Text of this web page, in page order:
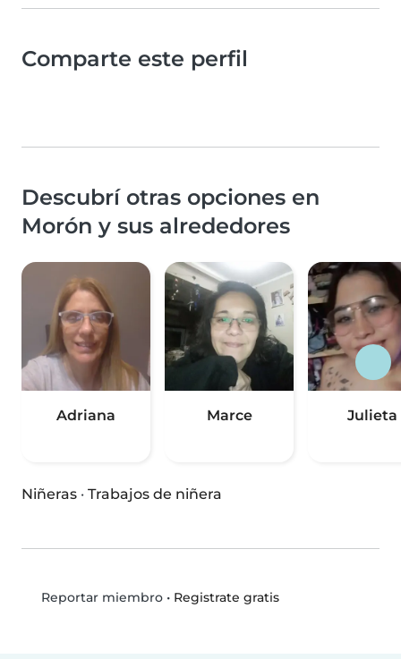
Comparte este perfil
Descubrí otras opciones en
Morón y sus alrededores
Adriana Marce Julieta
Niñeras · Trabajos de niñera
Reportar miembro• Registrate gratis